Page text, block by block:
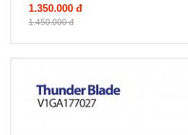
1.350.000 đ
1.450.000 đ